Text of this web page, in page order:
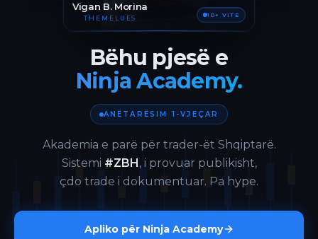
Vigan B. Morina
THEMELUES 10+ VITE
Bëhu pjesë e
Ninja Academy.
ANËTARËSIM 1-VJEÇAR
Akademia e parë për trader-ët Shqiptarë.
Sistemi #ZBH, i provuar publikisht,
çdo trade i dokumentuar. Pa hype.
Apliko për Ninja Academy